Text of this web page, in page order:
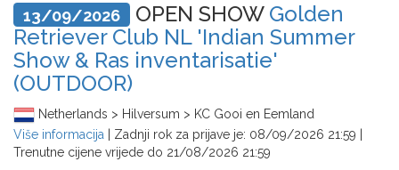
13/09/2026 OPEN SHOW Golden
Retriever Club NL 'Indian Summer
Show & Ras inventarisatie'
(OUTDOOR)
Netherlands > Hilversum > KC Gooi en Eemland
Više informacija
| Zadnji rok za prijave je: 08/09/2026 21:59
Trenutne cijene vrijede do 21/08/2026 21:59